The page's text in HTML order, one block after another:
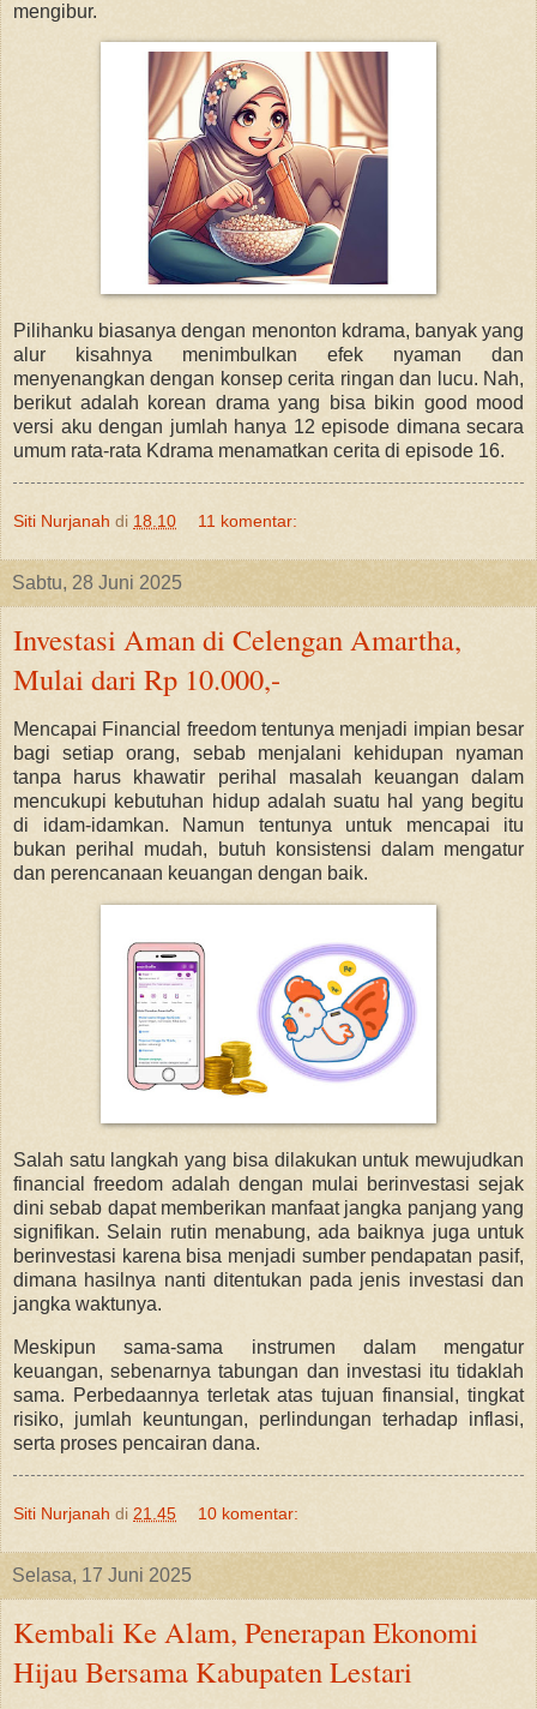
mengibur.
Pilihanku biasanya dengan menonton kdrama, banyak yang
alur kisahnya menimbulkan efek nyaman dan
menyenangkan dengan konsep cerita ringan dan lucu. Nah,
berikut adalah korean drama yang bisa bikin good mood
versi aku dengan jumlah hanya 12 episode dimana secara
umum rata-rata Kdrama menamatkan cerita di episode 16.
Siti Nurjanah di 18.10 11 komentar:
Sabtu, 28 Juni 2025
Investasi Aman di Celengan Amartha,
Mulai dari Rp 10.000,-
Mencapai Financial freedom tentunya menjadi impian besar
bagi setiap orang, sebab menjalani kehidupan nyaman
tanpa harus khawatir perihal masalah keuangan dalam
mencukupi kebutuhan hidup adalah suatu hal yang begitu
di idam-idamkan. Namun tentunya untuk mencapai itu
bukan perihal mudah, butuh konsistensi dalam mengatur
dan perencanaan keuangan dengan baik.
Salah satu langkah yang bisa dilakukan untuk mewujudkan
financial freedom adalah dengan mulai berinvestasi sejak
dini sebab dapat memberikan manfaat jangka panjang yang
signifikan. Selain rutin menabung, ada baiknya juga untuk
berinvestasi karena bisa menjadi sumber pendapatan pasif,
dimana hasilnya nanti ditentukan pada jenis investasi dan
jangka waktunya.
Meskipun sama-sama instrumen dalam mengatur
keuangan, sebenarnya tabungan dan investasi itu tidaklah
sama. Perbedaannya terletak atas tujuan finansial, tingkat
risiko, jumlah keuntungan, perlindungan terhadap inflasi,
serta proses pencairan dana.
Siti Nurjanah di 21.45 10 komentar:
Selasa, 17 Juni 2025
Kembali Ke Alam, Penerapan Ekonomi
Hijau Bersama Kabupaten Lestari